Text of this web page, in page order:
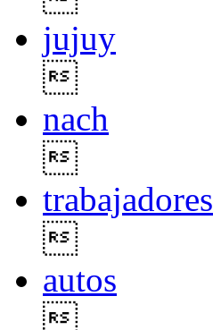
jujuy
nach
trabajadores
autos